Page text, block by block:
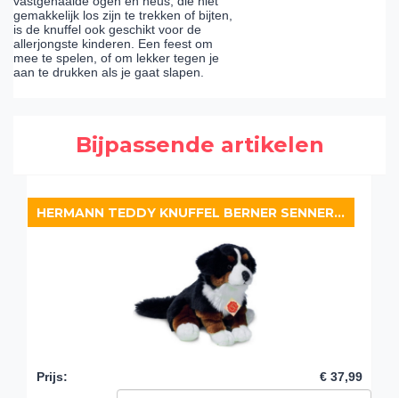
gemakkelijk los zijn te trekken of bijten,
is de knuffel ook geschikt voor de
allerjongste kinderen. Een feest om
mee te spelen, of om lekker tegen je
aan te drukken als je gaat slapen.
Bijpassende artikelen
HERMANN TEDDY KNUFFEL BERNER SENNERHOND
Prijs: € 37,99